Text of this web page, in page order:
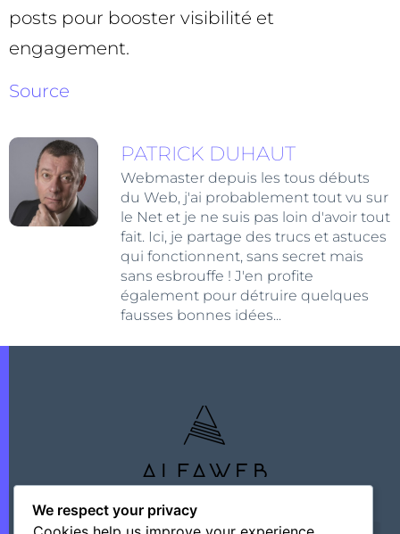
posts pour booster visibilité et
engagement.
Source
PATRICK DUHAUT
Webmaster depuis les tous débuts
du Web, j'ai probablement tout vu sur
le Net et je ne suis pas loin d'avoir tout
fait. Ici, je partage des trucs et astuces
qui fonctionnent, sans secret mais
sans esbrouffe ! J'en profite
également pour détruire quelques
fausses bonnes idées...
We respect your privacy